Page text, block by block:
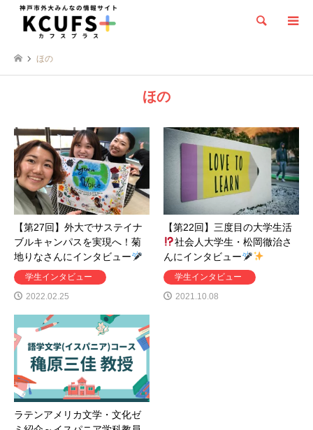
検索
ほの
ほの
【第27回】外大でサステイナ
ブルキャンパスを実現へ！菊
地りなさんにインタビュー
学生インタビュー
2022.02.25
【第22回】三度目の大学生活
社会人大学生・松岡徹治さ
んにインタビュー
学生インタビュー
2021.10.08
ラテンアメリカ文学・文化ゼ